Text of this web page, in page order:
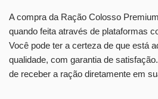
A compra da Ração Colosso
quando feita através de plataformas
Você pode ter a certeza de que está
qualidade, com garantia de
de receber a ração diretamente em